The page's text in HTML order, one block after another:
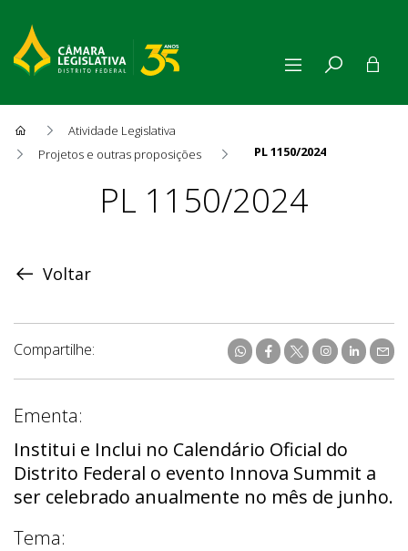
Atividade Legislativa
Projetos e outras proposições
PL 1150/2024
ProposiçãoPL 1150/2024
Voltar
Compartilhe:
Ementa:
Institui e Inclui no Calendário Oficial do
Distrito Federal o evento Innova Summit a
ser celebrado anualmente no mês de junho.
Tema: